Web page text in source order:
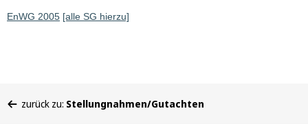
EnWG 2005 [alle SG hierzu]
befinden
zurück zu: Stellungnahmen/Gutachten